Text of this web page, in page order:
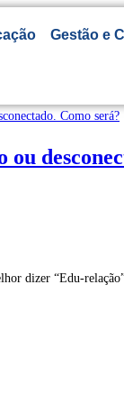
Gestão e
dizer “Edu-